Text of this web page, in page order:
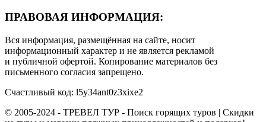
ПРАВОВАЯ ИНФОРМАЦИЯ:
Вся информация, размещённая на сайте, носит
информационный характер и не является рекламой
и публичной офертой. Копирование материалов без
письменного согласия запрещено.
Счастливый код: l5y34ant0z3xixe2
© 2005-2024 - ТРЕВЕЛ ТУР - Поиск горящих туров | Скидки